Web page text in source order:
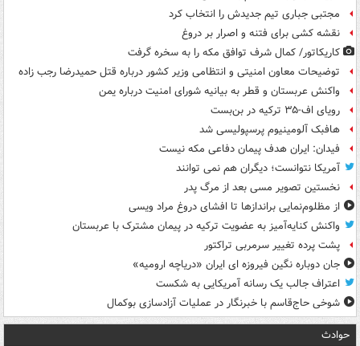
مجتبی جباری تیم جدیدش را انتخاب کرد
نقشه کشی برای فتنه و اصرار بر دروغ
کاریکاتور/ کمال شرف توافق مکه را به سخره گرفت
توضیحات معاون امنیتی و انتظامی وزیر کشور درباره قتل حمیدرضا رجب زاده
واکنش عربستان و قطر به بیانیه شورای امنیت درباره یمن
رویای اف-۳۵ ترکیه در بن‌بست
هافبک آلومینیوم پرسپولیسی شد
فیدان: ایران هدف پیمان دفاعی مکه نیست
آمریکا نتوانست؛ دیگران هم نمی توانند
نخستین تصویر مسی بعد از مرگ پدر
از مظلوم‌نمایی براندازها تا افشای دروغ مراد ویسی
واکنش کنایه‌آمیز به عضویت ترکیه در پیمان مشترک با عربستان
پشت پرده تغییر سرمربی تراکتور
جان دوباره نگین فیروزه ای ایران «دریاچه ارومیه»
اعتراف جالب یک رسانه آمریکایی به شکست
شوخی حاج‌قاسم با خبرنگار در عملیات آزادسازی بوکمال
حوادث